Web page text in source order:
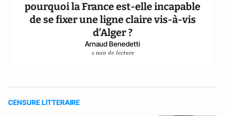
pourquoi la France est-elle incapable
de se fixer une ligne claire vis-à-vis
d’Alger ?
Arnaud Benedetti
2 min de lecture
CENSURE LITTERAIRE